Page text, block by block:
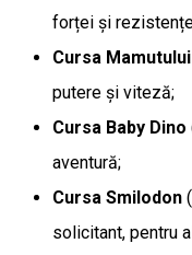
forței și
Cursa Mamutului
putere și viteză;
Cursa Baby Dino
aventură;
Cursa Smilodon
solicitant, pentru